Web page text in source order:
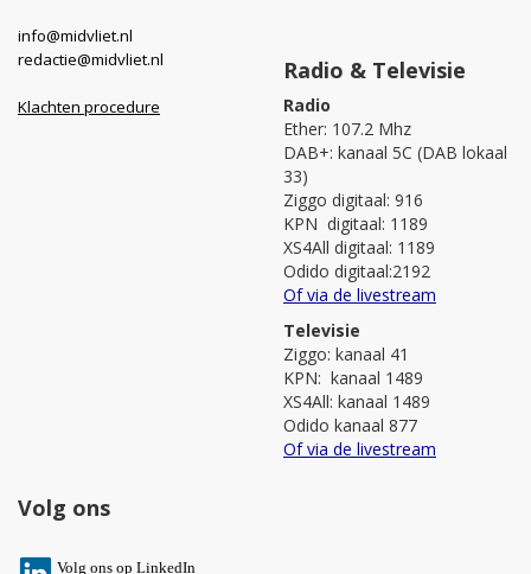
info@midvliet.nl
redactie@midvliet.nl
Klachten procedure
Radio & Televisie
Radio
Ether: 107.2 Mhz
DAB+: kanaal 5C (DAB lokaal
33)
Ziggo digitaal: 916
KPN digitaal: 1189
XS4All digitaal: 1189
Odido digitaal:2192
Of via de livestream
Televisie
Ziggo: kanaal 41
KPN: kanaal 1489
XS4All: kanaal 1489
Odido kanaal 877
Of via de livestream
Volg ons
Volg ons op LinkedIn